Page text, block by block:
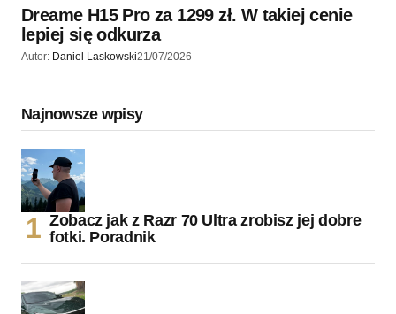
Dreame H15 Pro za 1299 zł. W takiej cenie
lepiej się odkurza
Autor: Daniel Laskowski21/07/2026
Najnowsze wpisy
Zobacz jak z Razr 70 Ultra zrobisz jej dobre
fotki. Poradnik